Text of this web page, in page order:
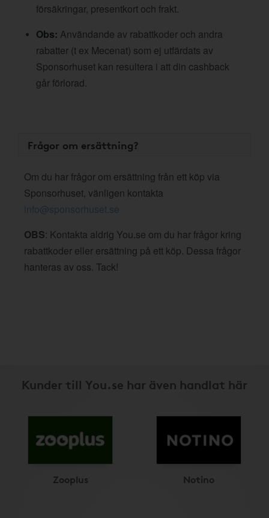
försäkringar, presentkort och frakt.
Obs: Användande av rabattkoder och andra
rabatter (t ex Mecenat) som ej utfärdats av
Sponsorhuset kan resultera i att din cashback
går förlorad.
Frågor om ersättning?
Om du har frågor om ersättning från ett köp via
Sponsorhuset, vänligen kontakta
info@sponsorhuset.se
OBS: Kontakta aldrig You.se om du har frågor kring
rabattkoder eller ersättning på ett köp. Dessa frågor
hanteras av oss. Tack!
Kunder till You.se har även handlat här
Zooplus Notino